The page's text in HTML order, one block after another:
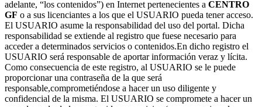
adelante, “los contenidos”) en Internet pertenecientes a CENTRO
GF o a sus licenciantes a los que el USUARIO pueda tener acceso.
El USUARIO asume la responsabilidad del uso del portal. Dicha
responsabilidad se extiende al registro que fuese necesario para
acceder a determinados servicios o contenidos.En dicho registro el
USUARIO será responsable de aportar información veraz y lícita.
Como consecuencia de este registro, al USUARIO se le puede
proporcionar una contraseña de la que será
responsable,comprometiéndose a hacer un uso diligente y
confidencial de la misma. El USUARIO se compromete a hacer un